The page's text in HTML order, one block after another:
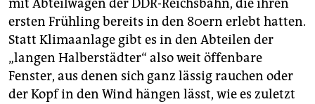
mit Abteilwagen der DDR-Reichsbahn, die ihren
ersten Frühling bereits in den 80ern erlebt hatten.
Statt Klimaanlage gibt es in den Abteilen der
„langen Halberstädter“ also weit öffenbare
Fenster, aus denen sich ganz lässig rauchen oder
der Kopf in den Wind hängen lässt, wie es zuletzt